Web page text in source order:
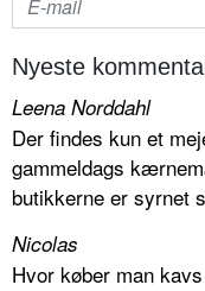
Nyeste
Leena Norddahl
Der findes kun et
gammeldags
butikkerne er syrnet
Nicolas
Hvor køber man